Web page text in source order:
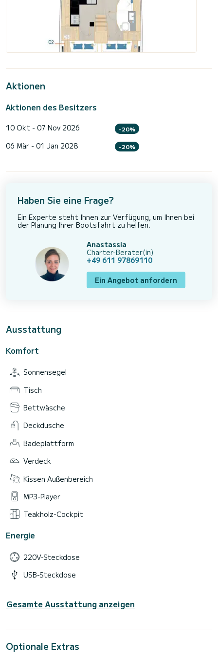
Aktionen
Aktionen des Besitzers
10 Okt - 07 Nov 2026 -20%
06 Mär - 01 Jan 2028 -20%
Haben Sie eine Frage?
Ein Experte steht Ihnen zur Verfügung, um Ihnen bei
der Planung Ihrer Bootsfahrt zu helfen.
Anastassia
Charter-Berater(in)
+49 611 97869110
Ein Angebot anfordern
Ausstattung
Komfort
Sonnensegel
Tisch
Bettwäsche
Deckdusche
Badeplattform
Verdeck
Kissen Außenbereich
MP3-Player
Teakholz-Cockpit
Energie
220V-Steckdose
USB-Steckdose
Gesamte Ausstattung anzeigen
Optionale Extras